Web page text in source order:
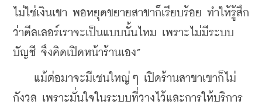
ไม่ใช่เงินเขา พอหยุดขยายสาขาก็เรียบร้อย ทำให้รู้สึก
ว่าดีลเลอร์เราจะเป็นแบบนั้นไหม เพราะไม่มีระบบ
บัญชี จึงคิดเปิดหน้าร้านเอง”
แม้ต่อมาจะมีเชนใหญ่ๆ เปิดร้านสาขาเขาก็ไม่
กังวล เพราะมั่นใจในระบบที่วางไว้และการให้บริการ